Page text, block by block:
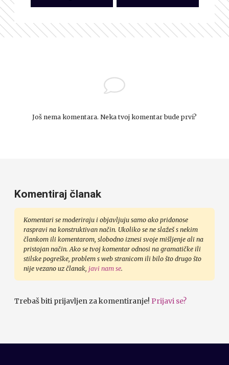
Još nema komentara. Neka tvoj komentar bude prvi?
Komentiraj članak
Komentari se moderiraju i objavljuju samo ako pridonose
raspravi na konstruktivan način. Ukoliko se ne slažeš s nekim
člankom ili komentarom, slobodno iznesi svoje mišljenje ali na
pristojan način. Ako se tvoj komentar odnosi na gramatičke ili
stilske pogreške, problem s web stranicom ili bilo što drugo što
nije vezano uz članak, javi nam se.
Trebaš biti prijavljen za komentiranje! Prijavi se?